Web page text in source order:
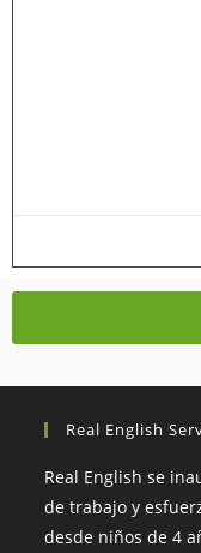
Real English
Real English se
de trabajo y
desde niños de 4